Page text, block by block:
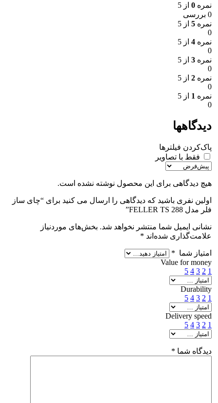
نمره 0 از 5
0 بررسی
نمره 5 از 5
0
نمره 4 از 5
0
نمره 3 از 5
0
نمره 2 از 5
0
نمره 1 از 5
0
دیدگاهها
پاک‌کردن فیلترها
فقط با تصاویر
هیچ دیدگاهی برای این محصول نوشته نشده است.
اولین نفری باشید که دیدگاهی را ارسال می کنید برای “چای ساز
فلر مدل FELLER TS 288”
نشانی ایمیل شما منتشر نخواهد شد. بخش‌های موردنیاز
علامت‌گذاری شده‌اند *
امتیاز شما *
Value for money
1
2
3
4
5
Durability
1
2
3
4
5
Delivery speed
1
2
3
4
5
دیدگاه شما *